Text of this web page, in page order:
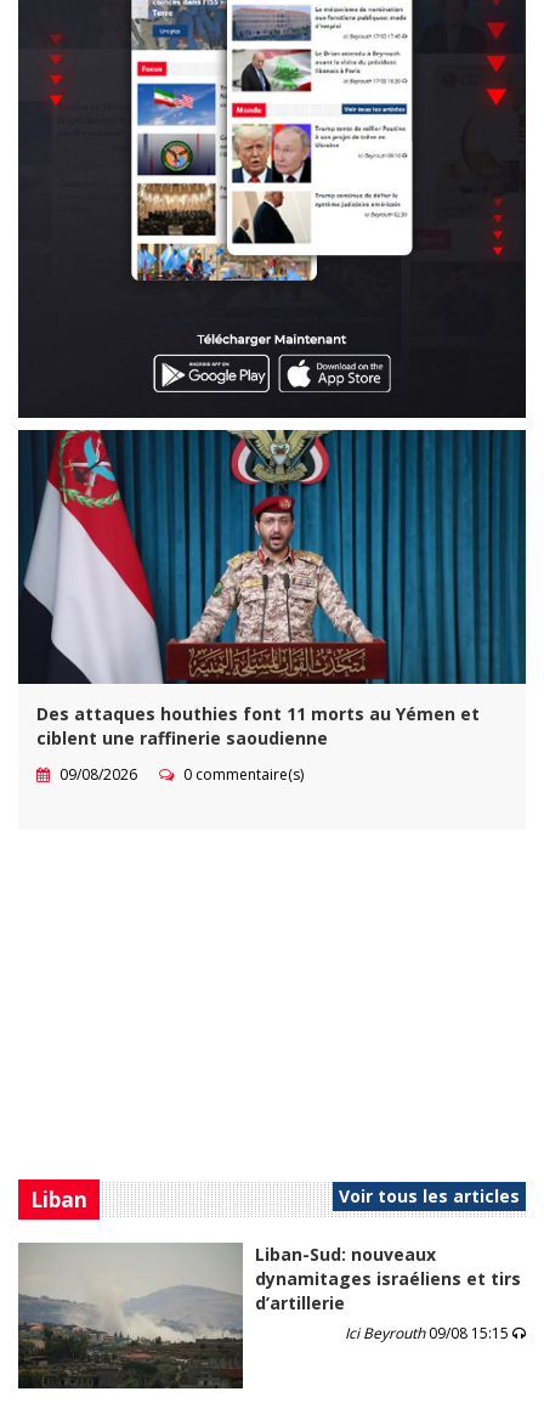
Des attaques houthies font 11 morts au Yémen et
ciblent une raffinerie saoudienne
09/08/2026 0 commentaire(s)
Liban Voir tous les articles
Liban-Sud: nouveaux
dynamitages israéliens et tirs
d’artillerie
Ici Beyrouth09/08 15:15